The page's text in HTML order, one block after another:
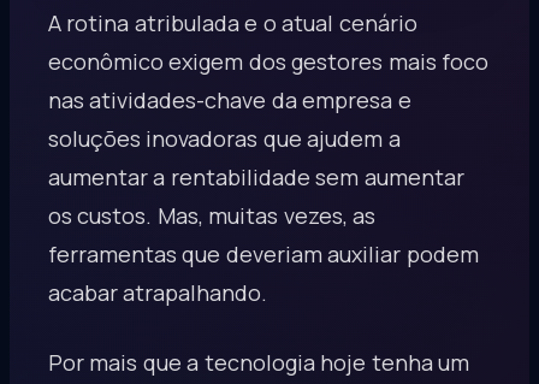
A rotina atribulada e o atual cenário
econômico exigem dos gestores mais foco
nas atividades-chave da empresa e
soluções inovadoras que ajudem a
aumentar a rentabilidade sem aumentar
os custos. Mas, muitas vezes, as
ferramentas que deveriam auxiliar podem
acabar atrapalhando.
Por mais que a tecnologia hoje tenha um